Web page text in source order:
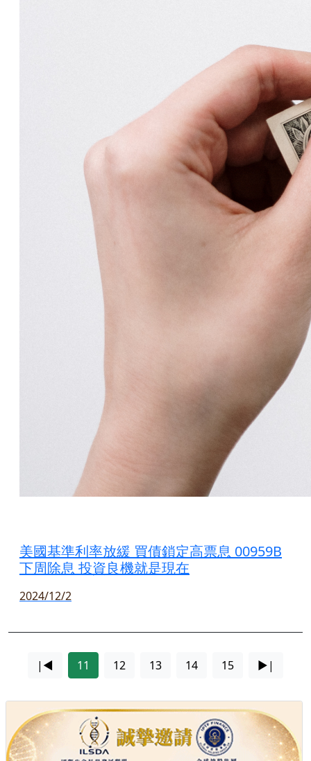
美國基準利率放緩 買債鎖定高票息 00959B
下周除息 投資良機就是現在
2024/12/2
|◄ 11 12 13 14 15 ►|